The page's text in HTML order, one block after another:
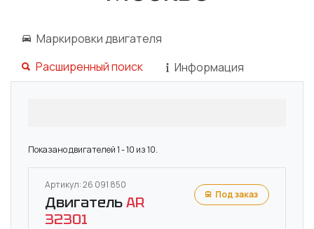
Маркировки двигателя
Расширенный поиск
Информация
Показано двигателей 1 - 10 из 10.
Артикул: 26 091 850
ДвигательAR
32301
Под заказ